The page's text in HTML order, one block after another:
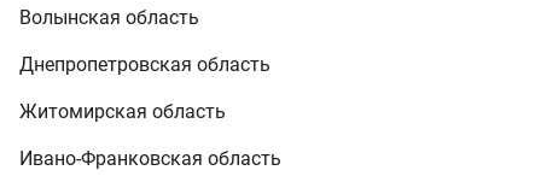
Волынская область
Днепропетровская область
Житомирская область
Ивано-Франковская область